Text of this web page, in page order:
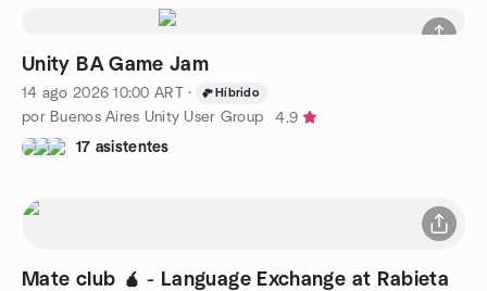
Unity BA Game Jam
14 ago 2026 10:00 ART · Híbrido
por Buenos Aires Unity User Group
4.9
17 asistentes
Mate club 🧉 - Language Exchange at Rabieta